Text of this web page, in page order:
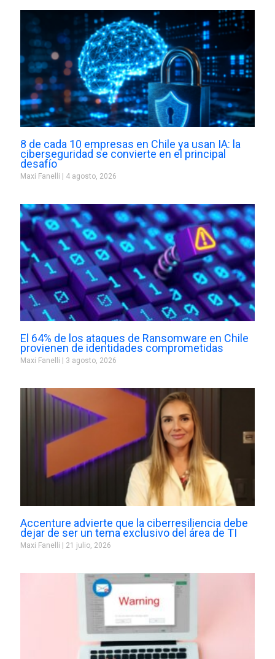
8 de cada 10 empresas en Chile ya usan IA: la
ciberseguridad se convierte en el principal
desafío
Maxi Fanelli 4 agosto, 2026
El 64% de los ataques de Ransomware en Chile
provienen de identidades comprometidas
Maxi Fanelli 3 agosto, 2026
Accenture advierte que la ciberresiliencia debe
dejar de ser un tema exclusivo del área de TI
Maxi Fanelli 21 julio, 2026